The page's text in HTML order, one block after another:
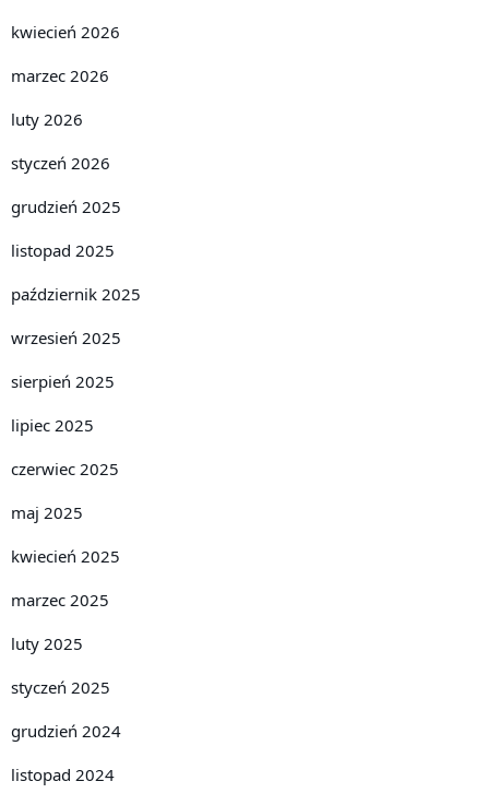
kwiecień 2026
marzec 2026
luty 2026
styczeń 2026
grudzień 2025
listopad 2025
październik 2025
wrzesień 2025
sierpień 2025
lipiec 2025
czerwiec 2025
maj 2025
kwiecień 2025
marzec 2025
luty 2025
styczeń 2025
grudzień 2024
listopad 2024